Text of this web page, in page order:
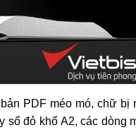
PDF méo mó, chữ bị
sổ đỏ khổ A2, các dòng